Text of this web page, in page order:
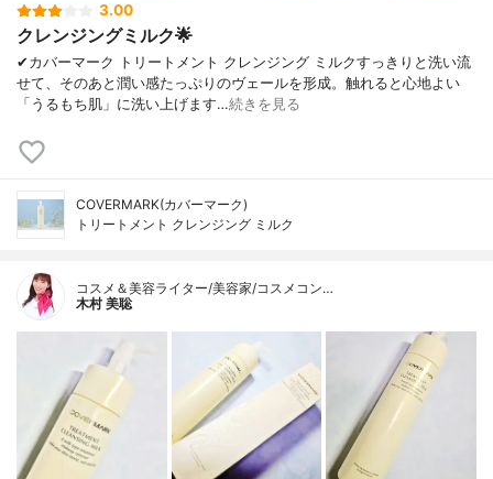
3.00
クレンジングミルク🌟
✔︎カバーマーク トリートメント クレンジング ミルクすっきりと洗い流
せて、そのあと潤い感たっぷりのヴェールを形成。触れると心地よい
「うるもち肌」に洗い上げます…続きを見る
COVERMARK(カバーマーク)
トリートメント クレンジング ミルク
コスメ＆美容ライター/美容家/コスメコン…
木村 美聡